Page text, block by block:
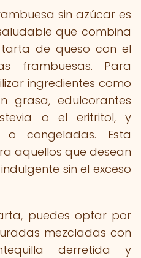
sin azúcar es
que combina
de queso con el
frambuesas. Para
ingredientes como
grasa, edulcorantes
o el eritritol, y
o congeladas. Esta
aquellos que desean
sin el exceso
puedes optar por
mezcladas con
derretida y